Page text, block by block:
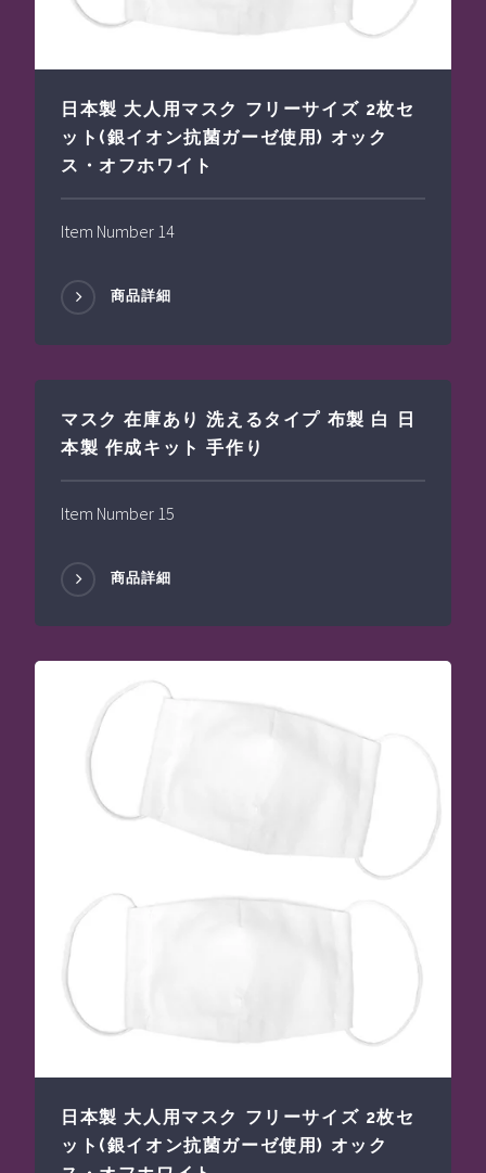
日本製 大人用マスク フリーサイズ 2枚セ
ット(銀イオン抗菌ガーゼ使用) オック
ス・オフホワイト
Item Number 14
商品詳細
マスク 在庫あり 洗えるタイプ 布製 白 日
本製 作成キット 手作り
Item Number 15
商品詳細
日本製 大人用マスク フリーサイズ 2枚セ
ット(銀イオン抗菌ガーゼ使用) オック